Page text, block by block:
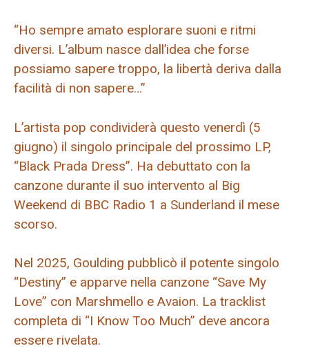
“Ho sempre amato esplorare suoni e ritmi
diversi. L’album nasce dall’idea che forse
possiamo sapere troppo, la libertà deriva dalla
facilità di non sapere…”
L’artista pop condividerà questo venerdì (5
giugno) il singolo principale del prossimo LP,
“Black Prada Dress”. Ha debuttato con la
canzone durante il suo intervento al Big
Weekend di BBC Radio 1 a Sunderland il mese
scorso.
Nel 2025, Goulding pubblicò il potente singolo
“Destiny” e apparve nella canzone “Save My
Love” con Marshmello e Avaion. La tracklist
completa di “I Know Too Much” deve ancora
essere rivelata.